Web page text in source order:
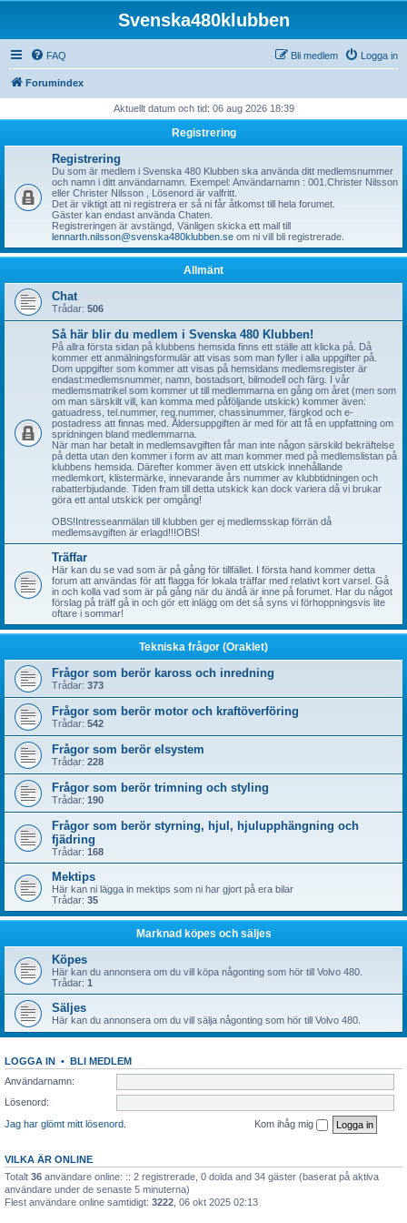
Svenska480klubben
FAQ Logga in
Bli medlem
Forumindex
Aktuellt datum och tid: 06 aug 2026 18:39
Registrering
Registrering
Du som är medlem i Svenska 480 Klubben ska använda ditt medlemsnummer
och namn i ditt användarnamn. Exempel: Användarnamn : 001.Christer Nilsson
eller Christer Nilsson , Lösenord är valfritt.
Det är viktigt att ni registrera er så ni får åtkomst till hela forumet.
Gäster kan endast använda Chaten.
Registreringen är avstängd, Vänligen skicka ett mail till
lennarth.nilsson@svenska480klubben.se om ni vill bli registrerade.
Allmänt
Chat
Trådar: 506
Så här blir du medlem i Svenska 480 Klubben!
På allra första sidan på klubbens hemsida finns ett ställe att klicka på. Då
kommer ett anmälningsformulär att visas som man fyller i alla uppgifter på.
Dom uppgifter som kommer att visas på hemsidans medlemsregister är
endast:medlemsnummer, namn, bostadsort, bilmodell och färg. I vår
medlemsmatrikel som kommer ut till medlemmarna en gång om året (men som
om man särskilt vill, kan komma med påföljande utskick) kommer även:
gatuadress, tel.nummer, reg.nummer, chassinummer, färgkod och e-
postadress att finnas med. Åldersuppgiften är med för att få en uppfattning om
spridningen bland medlemmarna.
När man har betalt in medlemsavgiften får man inte någon särskild bekräftelse
på detta utan den kommer i form av att man kommer med på medlemslistan på
klubbens hemsida. Därefter kommer även ett utskick innehållande
medlemkort, klistermärke, innevarande års nummer av klubbtidningen och
rabatterbjudande. Tiden fram till detta utskick kan dock variera då vi brukar
göra ett antal utskick per omgång!
OBS!Intresseanmälan till klubben ger ej medlemsskap förrän då
medlemsavgiften är erlagd!!!OBS!
Träffar
Här kan du se vad som är på gång för tillfället. I första hand kommer detta
forum att användas för att flagga för lokala träffar med relativt kort varsel. Gå
in och kolla vad som är på gång när du ändå är inne på forumet. Har du något
förslag på träff gå in och gör ett inlägg om det så syns vi förhoppningsvis lite
oftare i sommar!
Tekniska frågor (Oraklet)
Frågor som berör kaross och inredning
Trådar: 373
Frågor som berör motor och kraftöverföring
Trådar: 542
Frågor som berör elsystem
Trådar: 228
Frågor som berör trimning och styling
Trådar: 190
Frågor som berör styrning, hjul, hjulupphängning och
fjädring
Trådar: 168
Mektips
Här kan ni lägga in mektips som ni har gjort på era bilar
Trådar: 35
Marknad köpes och säljes
Köpes
Här kan du annonsera om du vill köpa någonting som hör till Volvo 480.
Trådar: 1
Säljes
Här kan du annonsera om du vill sälja någonting som hör till Volvo 480.
LOGGA IN • BLI MEDLEM
Användarnamn:
Lösenord:
Jag har glömt mitt lösenord.
Kom ihåg mig
VILKA ÄR ONLINE
Totalt 36 användare online: :: 2 registrerade, 0 dolda and 34 gäster (baserat på aktiva
användare under de senaste 5 minuterna)
Flest användare online samtidigt: 3222 , 06 okt 2025 02:13